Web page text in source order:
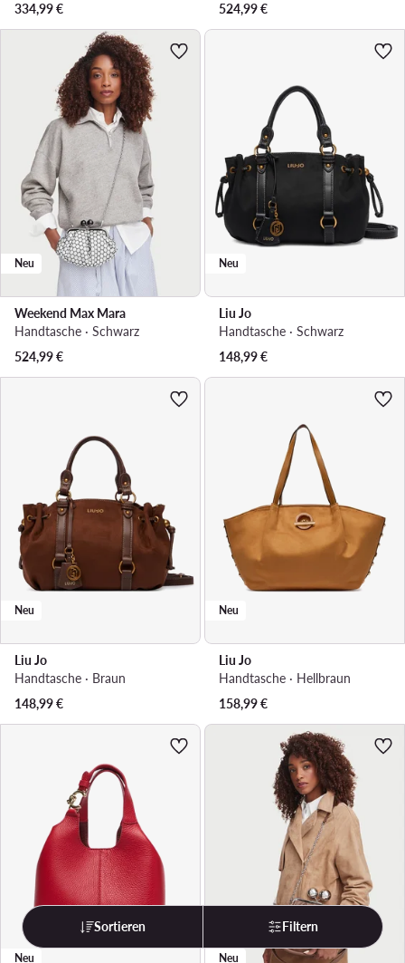
334,99€
524,99€
Neu
Weekend Max Mara
Handtasche · Schwarz
524,99€
Neu
Liu Jo
Handtasche · Schwarz
148,99€
Neu
Liu Jo
Handtasche · Braun
148,99€
Neu
Liu Jo
Handtasche · Hellbraun
158,99€
Neu Neu
Sortieren Filtern